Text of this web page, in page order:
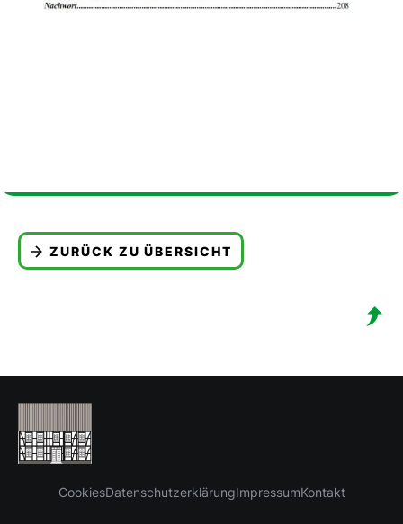
ZURÜCK ZU ÜBERSICHT
CookiesDatenschutzerklärungImpressumKontakt